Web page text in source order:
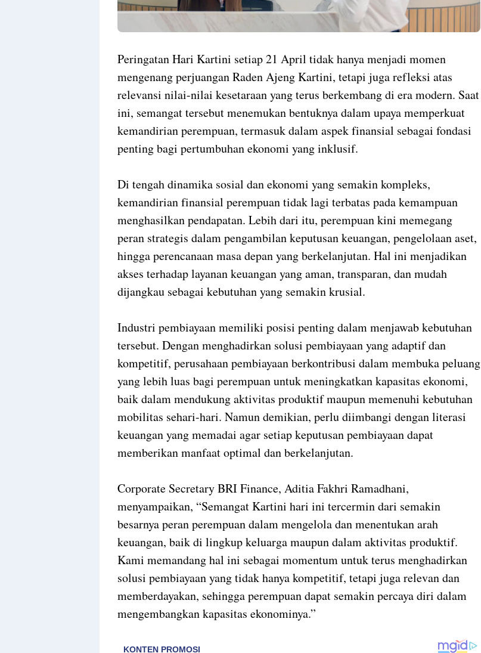
Peringatan Hari Kartini setiap 21 April tidak hanya menjadi momen
mengenang perjuangan Raden Ajeng Kartini, tetapi juga refleksi atas
relevansi nilai-nilai kesetaraan yang terus berkembang di era modern. Saat
ini, semangat tersebut menemukan bentuknya dalam upaya memperkuat
kemandirian perempuan, termasuk dalam aspek finansial sebagai fondasi
penting bagi pertumbuhan ekonomi yang inklusif.
Di tengah dinamika sosial dan ekonomi yang semakin kompleks,
kemandirian finansial perempuan tidak lagi terbatas pada kemampuan
menghasilkan pendapatan. Lebih dari itu, perempuan kini memegang
peran strategis dalam pengambilan keputusan keuangan, pengelolaan aset,
hingga perencanaan masa depan yang berkelanjutan. Hal ini menjadikan
akses terhadap layanan keuangan yang aman, transparan, dan mudah
dijangkau sebagai kebutuhan yang semakin krusial.
Industri pembiayaan memiliki posisi penting dalam menjawab kebutuhan
tersebut. Dengan menghadirkan solusi pembiayaan yang adaptif dan
kompetitif, perusahaan pembiayaan berkontribusi dalam membuka peluang
yang lebih luas bagi perempuan untuk meningkatkan kapasitas ekonomi,
baik dalam mendukung aktivitas produktif maupun memenuhi kebutuhan
mobilitas sehari-hari. Namun demikian, perlu diimbangi dengan literasi
keuangan yang memadai agar setiap keputusan pembiayaan dapat
memberikan manfaat optimal dan berkelanjutan.
Corporate Secretary BRI Finance, Aditia Fakhri Ramadhani,
menyampaikan, “Semangat Kartini hari ini tercermin dari semakin
besarnya peran perempuan dalam mengelola dan menentukan arah
keuangan, baik di lingkup keluarga maupun dalam aktivitas produktif.
Kami memandang hal ini sebagai momentum untuk terus menghadirkan
solusi pembiayaan yang tidak hanya kompetitif, tetapi juga relevan dan
memberdayakan, sehingga perempuan dapat semakin percaya diri dalam
mengembangkan kapasitas ekonominya.”